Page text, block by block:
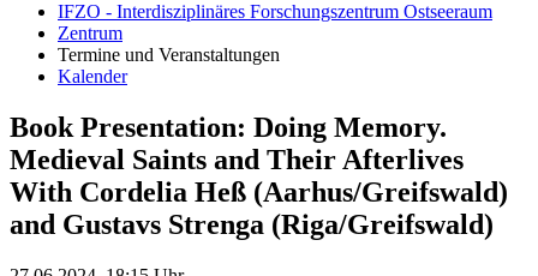
IFZO - Interdisziplinäres Forschungszentrum Ostseeraum
Zentrum
Termine und Veranstaltungen
Kalender
Book Presentation: Doing Memory.
Medieval Saints and Their Afterlives
With Cordelia Heß (Aarhus/Greifswald)
and Gustavs Strenga (Riga/Greifswald)